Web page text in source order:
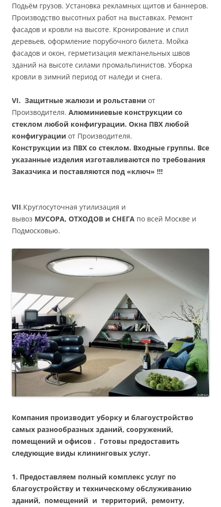
Подьём грузов. Установка рекламных щитов и баннеров.
Производство высотных работ на выставках. Ремонт
фасадов и кровли на высоте. Кронирование и спил
деревьев, оформление порубочного билета. Мойка
фасадов и окон, герметизация межпанельных швов
зданий на высоте силами промальпинистов. Уборка
кровли в зимний период от наледи и снега.
VI. Защитные жалюзи и рольставни от
Производителя. Алюминиевые конструкции со
стеклом любой конфигурации. Окна ПВХ любой
конфигурации от Производителя.
Конструкции из ПВХ со стеклом. Входные группы. Все
указанные изделия изготавливаются по требования
Заказчика и поставляются под «ключ» !!!
VII.Круглосуточная утилизация и
вывоз МУСОРА, ОТХОДОВ и СНЕГА по всей Москве и
Подмосковью.
Компания производит уборку и благоустройство
самых разнообразных зданий, сооружений,
помещений и офисов . Готовы предоставить
следующие виды клининговых услуг.
1. Предоставляем полный комплекс услуг по
благоустройству и техническому обслуживанию
зданий, помещений и территорий, ремонту,